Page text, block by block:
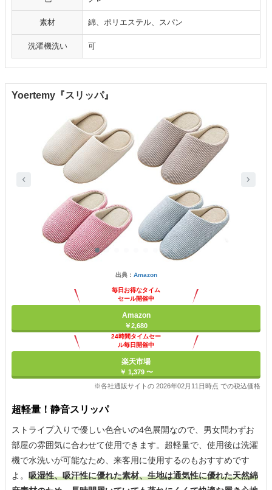
素材 綿、ポリエステル、スパン
洗濯機洗い 可
Yoertemy『スリッパ』
出典： Amazon
毎日お得なタイム
セール開催中
Amazon
￥2,680
24時間タイムセー
ル毎日開催中
楽天市場
￥ 1,379 〜
※各社通販サイトの 2026年02月11日時点 での税込価格
超軽量！静音スリッパ
ストライプ入りで優しい色合いの4色展開なので、男女問わずお
部屋の雰囲気に合わせて使用できます。超軽量で、使用後は洗濯
機で水洗いが可能なため、来客用に使用するのもおすすめです
よ。 吸湿性、吸汗性に優れた素材、生地は通気性に優れた天然綿